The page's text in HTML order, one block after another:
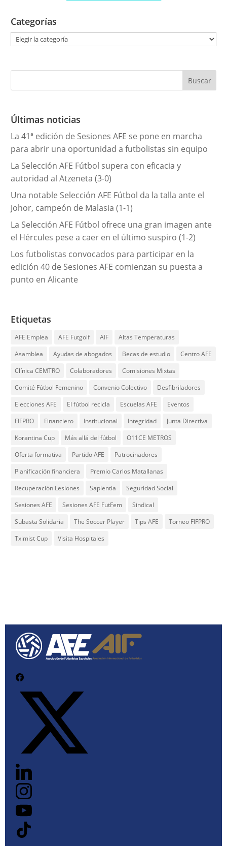
Categorías
g
r
a
s
Últimas noticias
La 41ª edición de Sesiones AFE se pone en marcha
para abrir una oportunidad a futbolistas sin equipo
La Selección AFE Fútbol supera con eficacia y
autoridad al Atzeneta (3-0)
Una notable Selección AFE Fútbol da la talla ante el
Johor, campeón de Malasia (1-1)
La Selección AFE Fútbol ofrece una gran imagen ante
el Hércules pese a caer en el último suspiro (1-2)
Los futbolistas convocados para participar en la
edición 40 de Sesiones AFE comienzan su puesta a
punto en Alicante
Etiquetas
AFE Emplea AFE Futgolf AIF
Altas Temperaturas
Asamblea
Ayudas de abogados Becas de estudio
Centro AFE
Clínica CEMTRO
Colaboradores
Comisiones Mixtas
Comité Fútbol Femenino
Convenio Colectivo
Desfibriladores
Elecciones AFE
El fútbol recicla Escuelas AFE
Eventos
FIFPRO
Financiero Institucional Integridad
Junta Directiva
Korantina Cup
Más allá del fútbol
O11CE METROS
Oferta formativa
Partido AFE
Patrocinadores
Planificación financiera
Premio Carlos Matallanas
Recuperación Lesiones
Sapientia
Seguridad Social
Sesiones AFE
Sesiones AFE FutFem
Sindical
Subasta Solidaria
The Soccer Player Tips AFE
Torneo FIFPRO
Tximist Cup
Visita Hospitales